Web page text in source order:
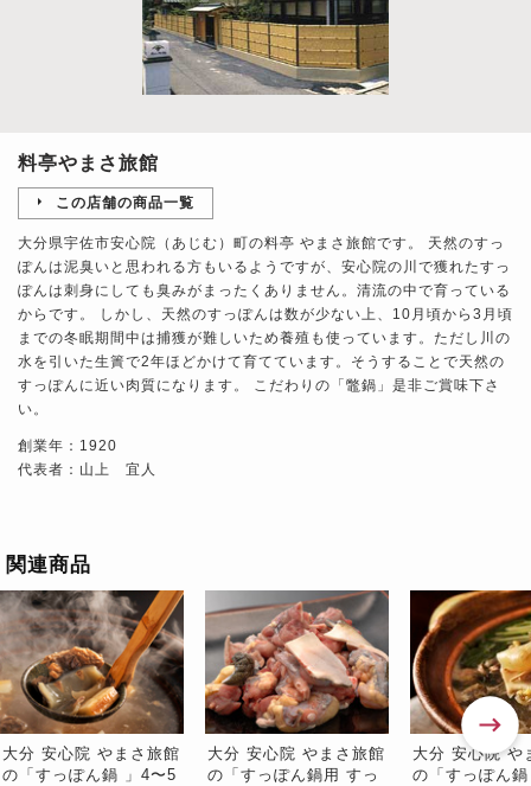
料亭やまさ旅館
この店舗の商品一覧
大分県宇佐市安心院（あじむ）町の料亭 やまさ旅館です。 天然のすっ
ぽんは泥臭いと思われる方もいるようですが、安心院の川で獲れたすっ
ぽんは刺身にしても臭みがまったくありません。清流の中で育っている
からです。 しかし、天然のすっぽんは数が少ない上、10月頃から3月頃
までの冬眠期間中は捕獲が難しいため養殖も使っています。ただし川の
水を引いた生簀で2年ほどかけて育てています。そうすることで天然の
すっぽんに近い肉質になります。 こだわりの「鼈鍋」是非ご賞味下さ
い。
創業年：1920
代表者：山上 宜人
関連商品
大分 安心院 やまさ旅館
の「すっぽん鍋 」4〜5
大分 安心院 やまさ旅館
の「すっぽん鍋用 すっ
大分 安心院 や
の「すっぽん